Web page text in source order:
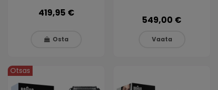
419,95 €
Osta
549,00 €
Vaata
Otsas